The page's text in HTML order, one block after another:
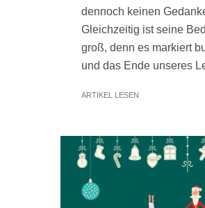
dennoch keinen
Gleichzeitig ist seine
groß, denn es markiert
und das Ende unseres
ARTIKEL LESEN